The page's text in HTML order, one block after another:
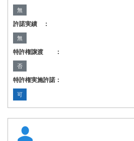
無
許諾実績 ：
無
特許権譲渡 ：
否
特許権実施許諾：
可